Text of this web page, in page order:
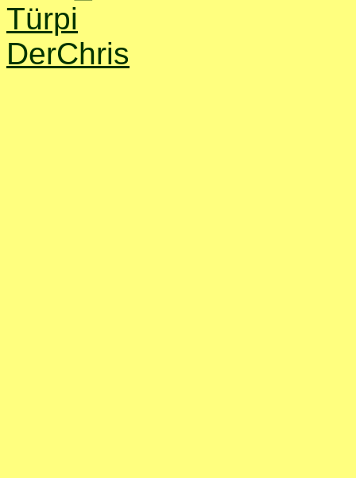
Türpi
DerChris